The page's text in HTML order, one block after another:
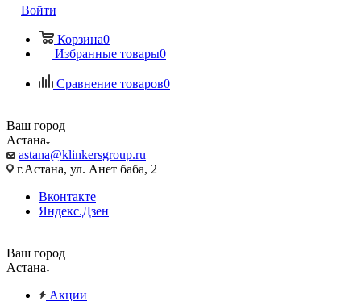
Войти
Корзина0
Избранные товары0
Сравнение товаров0
Ваш город
Астана
astana@klinkersgroup.ru
г.Астана, ул. Анет баба, 2
Вконтакте
Яндекс.Дзен
Ваш город
Астана
Акции